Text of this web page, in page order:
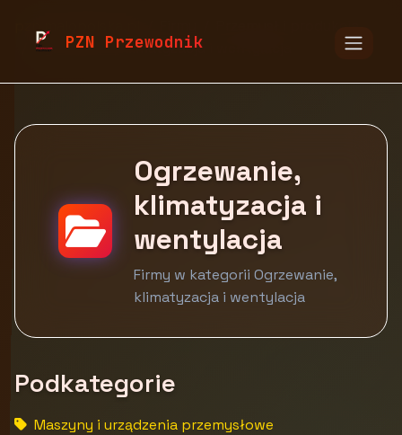
PZN Przewodnik
Ogrzewanie, klimatyzacja i wentylacja
Ogrzewanie,
klimatyzacja i
wentylacja
Firmy w kategorii Ogrzewanie,
klimatyzacja i wentylacja
Podkategorie
Maszyny i urządzenia przemysłowe